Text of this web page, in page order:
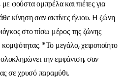
φούστα ομπρέλα και πιέτες για
κίνηση σαν ακτίνες ήλιου. Η ζώνη
στο πίσω μέρος της ζώνης
κομψότητας. *Το μεγάλο, χειροποίητο
την εμφάνιση, σαν
σε χρυσό παραμύθι.